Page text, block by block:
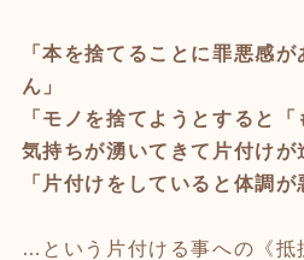
「本を捨てることに罪悪感
ん」
「モノを捨てようとすると
気持ちが湧いてきて片付けが
「片付けをしていると体調が
…という片付ける事への《抵